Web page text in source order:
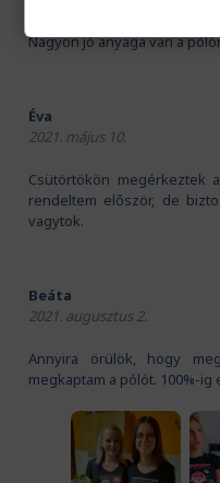
Nagyon jó anyaga van a
Éva
2021. május 10.
Csütörtökön megérkeztek
rendeltem először, de
vagytok.
Beáta
2021. augusztus 2.
Annyira örülök, hogy
megkaptam a pólót. 100%-